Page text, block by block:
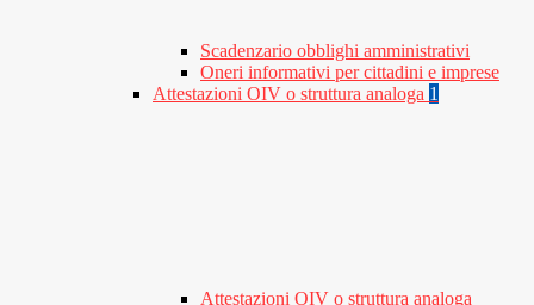
Scadenzario obblighi amministrativi
Oneri informativi per cittadini e imprese
Attestazioni OIV o struttura analoga 1
Attestazioni OIV o struttura analoga